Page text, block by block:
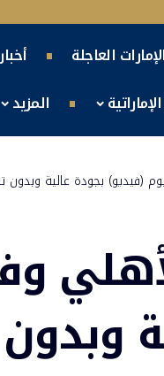
العاجلة
المزيد
(فيديو) بجودة عالية